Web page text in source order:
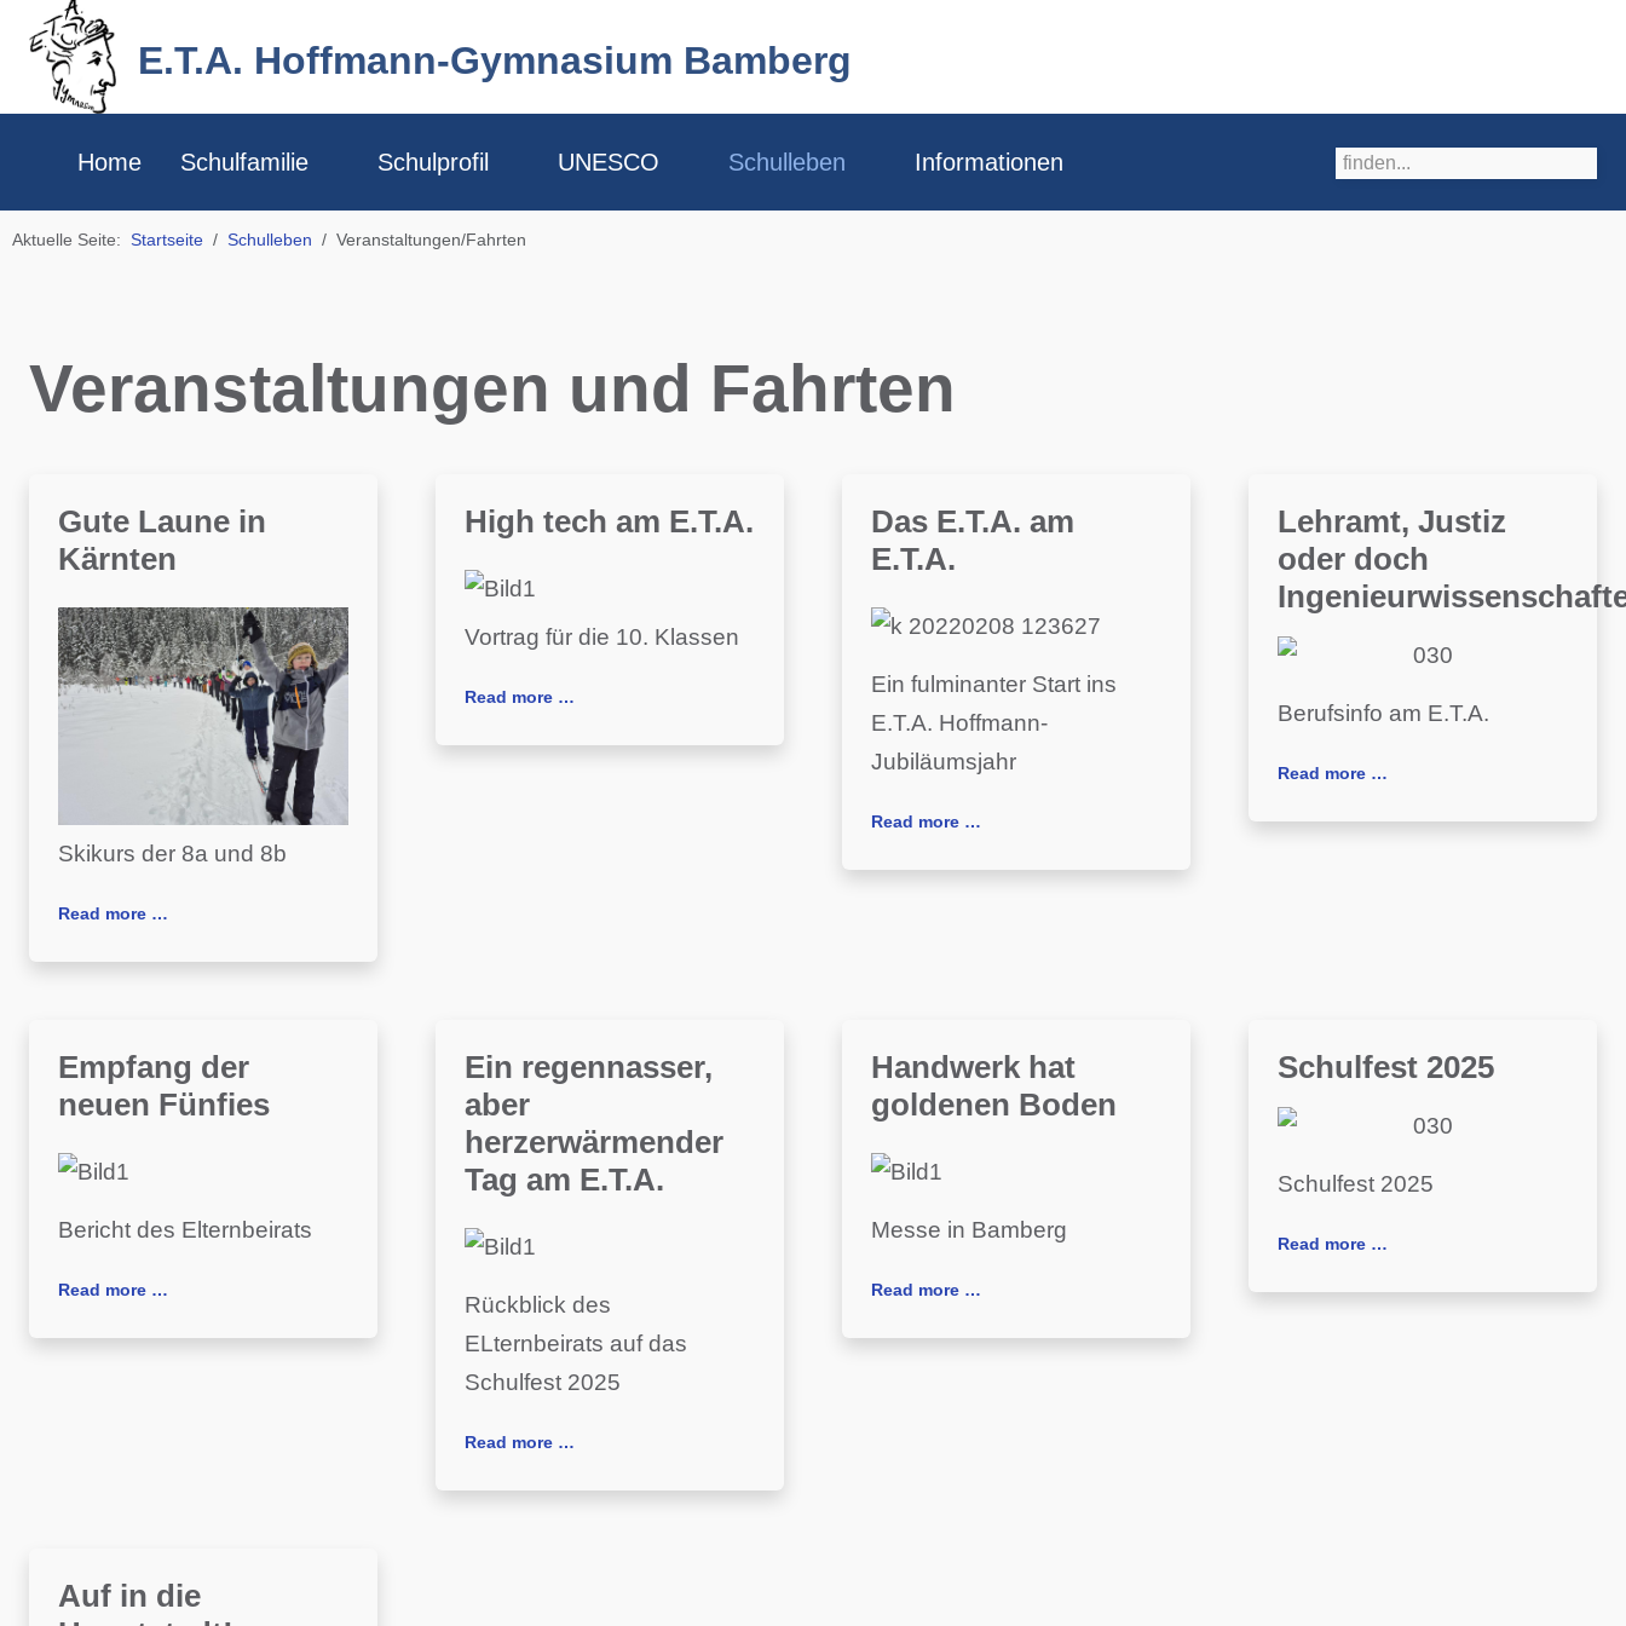
E.T.A. Hoffmann-Gymnasium Bamberg
Home Schulfamilie Schulprofil UNESCO Schulleben Informationen
Aktuelle Seite: Startseite Schulleben Veranstaltungen/Fahrten
Veranstaltungen und Fahrten
Gute Laune in
Kärnten
Skikurs der 8a und 8b
Read more …
High tech am E.T.A.
Vortrag für die 10. Klassen
Read more …
Das E.T.A. am
E.T.A.
Ein fulminanter Start ins
E.T.A. Hoffmann-
Jubiläumsjahr
Read more …
Lehramt, Justiz
oder doch
Berufsinfo am E.T.A.
Read more …
Empfang der
neuen Fünfies
Bericht des Elternbeirats
Read more …
Ein regennasser,
aber
herzerwärmender
Tag am E.T.A.
Rückblick des
ELternbeirats auf das
Schulfest 2025
Read more …
Handwerk hat
goldenen Boden
Messe in Bamberg
Read more …
Schulfest 2025
Schulfest 2025
Read more …
Auf in die